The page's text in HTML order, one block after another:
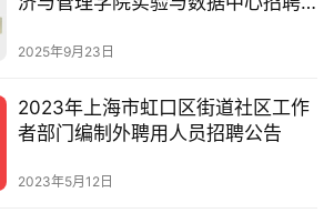
2025年9月23日
2023年上海市虹口区街道社区工作
者部门编制外聘用人员招聘公告
2023年5月12日